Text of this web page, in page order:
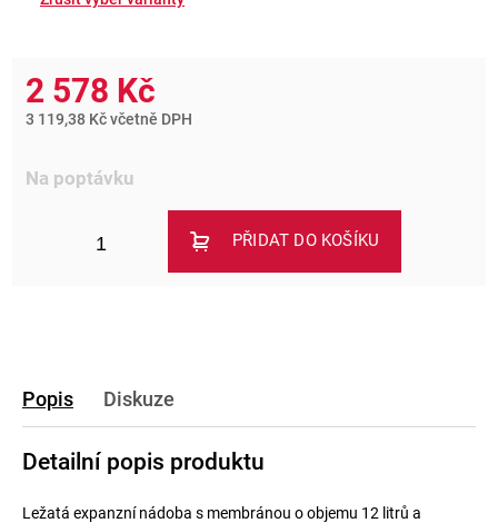
2 578 Kč
3 119,38 Kč včetně DPH
Na poptávku
PŘIDAT DO KOŠÍKU
Popis Diskuze
Detailní popis produktu
Ležatá expanzní nádoba s membránou o objemu 12 litrů a